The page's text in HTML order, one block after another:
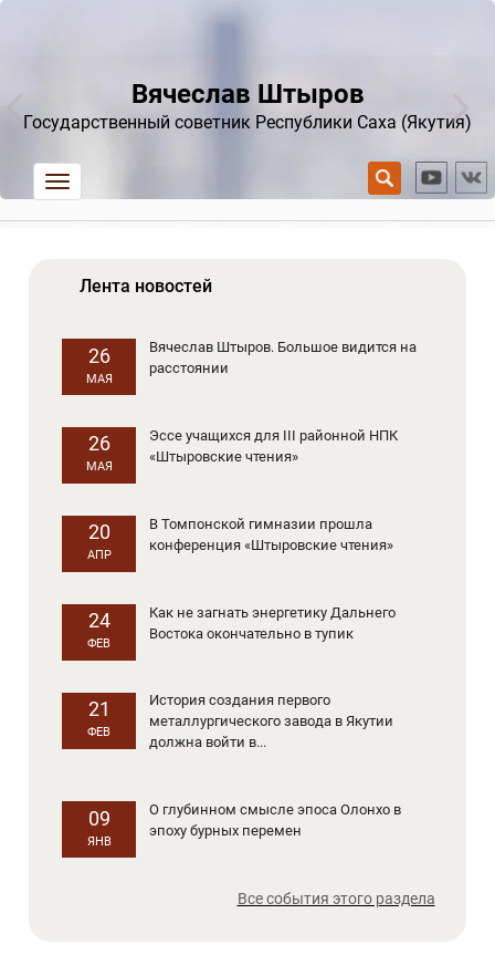
Вячеслав Штыров
Государственный советник Республики Саха (Якутия)
trk
Лента новостей
26
МАЯ
Вячеслав Штыров. Большое видится на
расстоянии
26
МАЯ
Эссе учащихся для III районной НПК
«Штыровские чтения»
20
АПР
В Томпонской гимназии прошла
конференция «Штыровские чтения»
24
ФЕВ
Как не загнать энергетику Дальнего
Востока окончательно в тупик
21
ФЕВ
История создания первого
металлургического завода в Якутии
должна войти в...
09
ЯНВ
О глубинном смысле эпоса Олонхо в
эпоху бурных перемен
Все события этого раздела